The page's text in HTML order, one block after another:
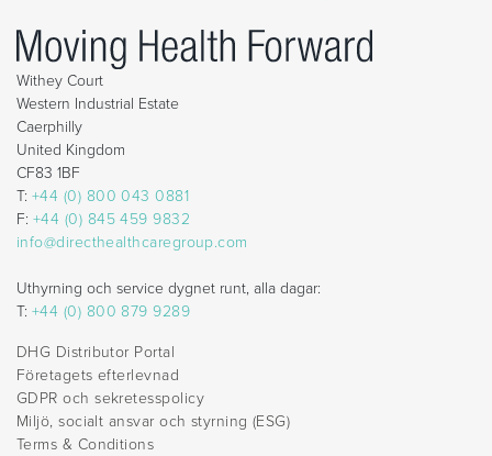
Withey Court
Western Industrial Estate
Caerphilly
United Kingdom
CF83 1BF
T: +44 (0) 800 043 0881
F: +44 (0) 845 459 9832
info@directhealthcaregroup.com
Uthyrning och service dygnet runt, alla dagar:
T: +44 (0) 800 879 9289
DHG Distributor Portal
Företagets efterlevnad
GDPR och sekretesspolicy
Miljö, socialt ansvar och styrning (ESG)
Terms & Conditions